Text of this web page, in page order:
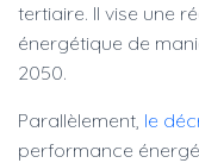
tertiaire. Il vise une
énergétique de
2050.
Parallèlement, le
performance